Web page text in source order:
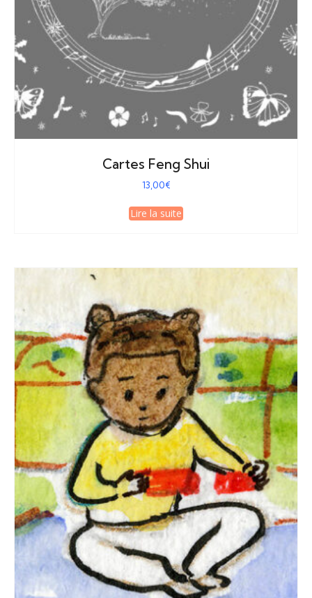
Cartes Feng Shui
13,00€
Lire la suite